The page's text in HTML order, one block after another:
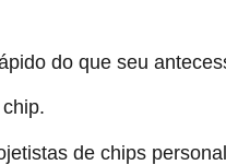
do que seu
de chips